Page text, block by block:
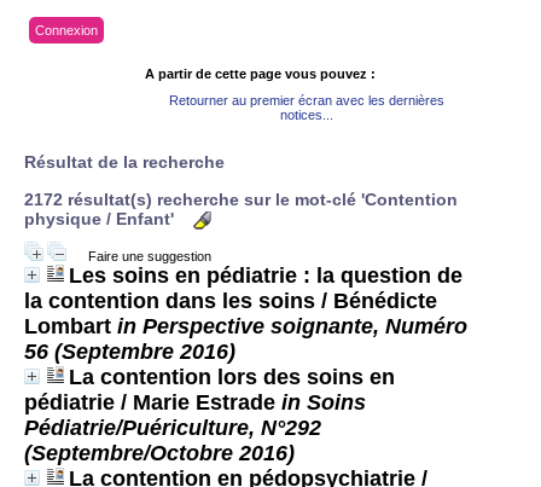
Connexion
A partir de cette page vous pouvez :
Retourner au premier écran avec les dernières
notices...
Résultat de la recherche
2172 résultat(s) recherche sur le mot-clé 'Contention
physique / Enfant'
Faire une suggestion
Les soins en pédiatrie : la question de
la contention dans les soins / Bénédicte
Lombart in Perspective soignante, Numéro
56 (Septembre 2016)
La contention lors des soins en
pédiatrie / Marie Estrade in Soins
Pédiatrie/Puériculture, N°292
(Septembre/Octobre 2016)
La contention en pédopsychiatrie /